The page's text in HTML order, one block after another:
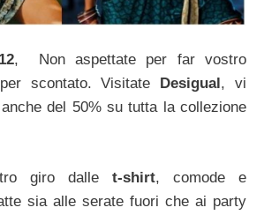
, Non aspettate per far vostro
scontato. Visitate
Desigual , vi
del 50% su tutta la collezione
giro dalle t-shirt, comode e
sia alle serate fuori che ai party